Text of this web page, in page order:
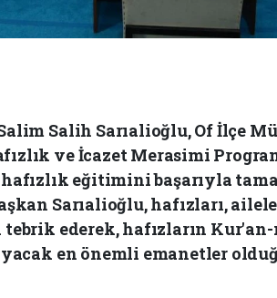
Salih Sarıalioğlu, Of İlçe
ve İcazet Merasimi
eğitimini başarıyla
Sarıalioğlu, hafızları,
ederek, hafızların Kur'an-
en önemli emanetler